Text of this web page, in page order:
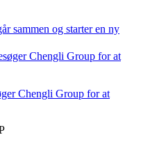
sammen og starter en ny
Chengli Group for at